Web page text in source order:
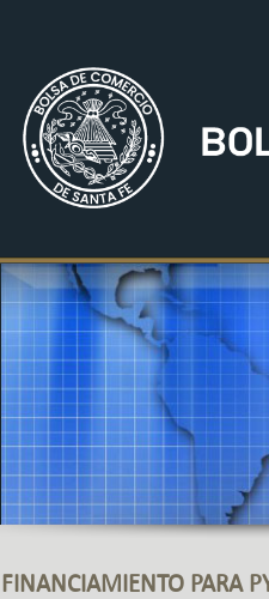
FINANCIAMIENTO PARA